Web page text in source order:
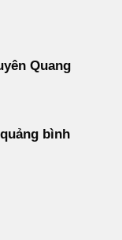
Quang
bình